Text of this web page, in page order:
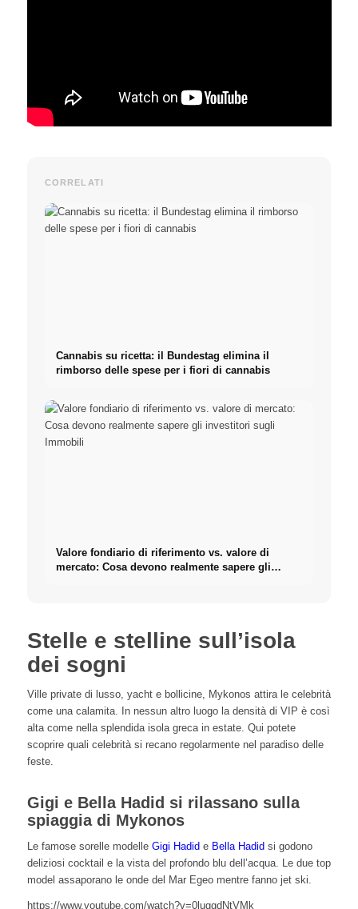
CORRELATI
Cannabis su ricetta: il Bundestag elimina il
rimborso delle spese per i fiori di cannabis
Valore fondiario di riferimento vs. valore di
mercato: Cosa devono realmente sapere gli
Stelle e stelline sull’isola
dei sogni
Ville private di lusso, yacht e bollicine, Mykonos attira le celebrità
come una calamita. In nessun altro luogo la densità di VIP è così
alta come nella splendida isola greca in estate. Qui potete
scoprire quali celebrità si recano regolarmente nel paradiso delle
feste.
Gigi e Bella Hadid si rilassano sulla
spiaggia di Mykonos
Le famose sorelle modelle Gigi Hadide Bella Hadidsi godono
deliziosi cocktail e la vista del profondo blu dell’acqua. Le due top
model assaporano le onde del Mar Egeo mentre fanno jet ski.
https://www.youtube.com/watch?v=0luggdNtVMk